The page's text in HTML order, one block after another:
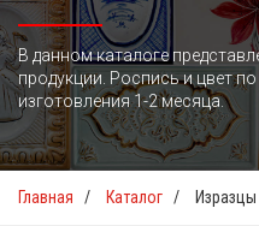
В данном каталоге
продукции. Роспись и цвет
изготовления 1-2 месяца.
Главная / Каталог / Изразцы